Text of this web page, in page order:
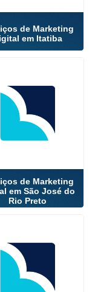
de Marketing
em Itatiba
de Marketing
em São José do
Rio Preto